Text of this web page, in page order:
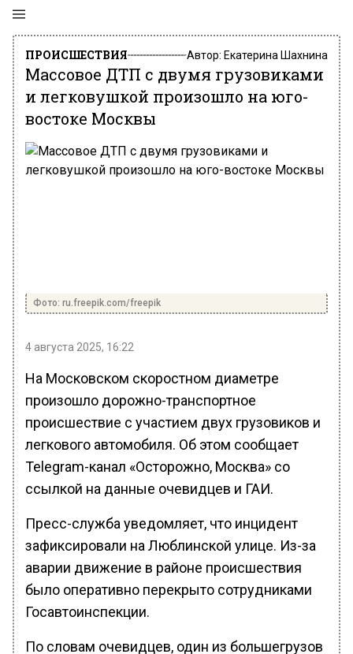
ПРОИСШЕСТВИЯ Автор: Екатерина Шахнина
Массовое ДТП с двумя грузовиками
и легковушкой произошло на юго-
востоке Москвы
Фото: ru.freepik.com/freepik
4 августа 2025, 16:22
На Московском скоростном диаметре
произошло дорожно-транспортное
происшествие с участием двух грузовиков и
легкового автомобиля. Об этом сообщает
Telegram-канал «Осторожно, Москва» со
ссылкой на данные очевидцев и ГАИ.
Пресс-служба уведомляет, что инцидент
зафиксировали на Люблинской улице. Из-за
аварии движение в районе происшествия
было оперативно перекрыто сотрудниками
Госавтоинспекции.
По словам очевидцев, один из большегрузов